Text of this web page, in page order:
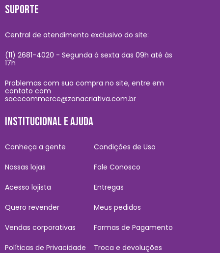
SUPORTE
Central de atendimento exclusivo do site:
(11) 2681-4020 - Segunda à sexta das 09h até às
17h
Problemas com sua compra no site, entre em
contato com
sacecommerce@zonacriativa.com.br
INSTITUCIONAL E AJUDA
Conheça a gente
Nossas lojas
Acesso lojista
Quero revender
Vendas corporativas
Políticas de Privacidade
Condições de Uso
Fale Conosco
Entregas
Meus pedidos
Formas de Pagamento
Troca e devoluções